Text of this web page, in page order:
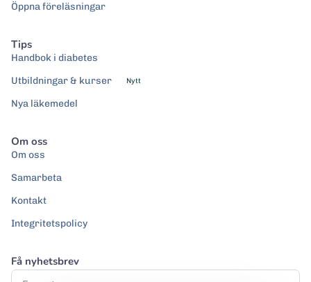
Öppna föreläsningar
Tips
Handbok i diabetes
Utbildningar & kurser
Nytt
Nya läkemedel
Om oss
Om oss
Samarbeta
Kontakt
Integritetspolicy
Få nyhetsbrev